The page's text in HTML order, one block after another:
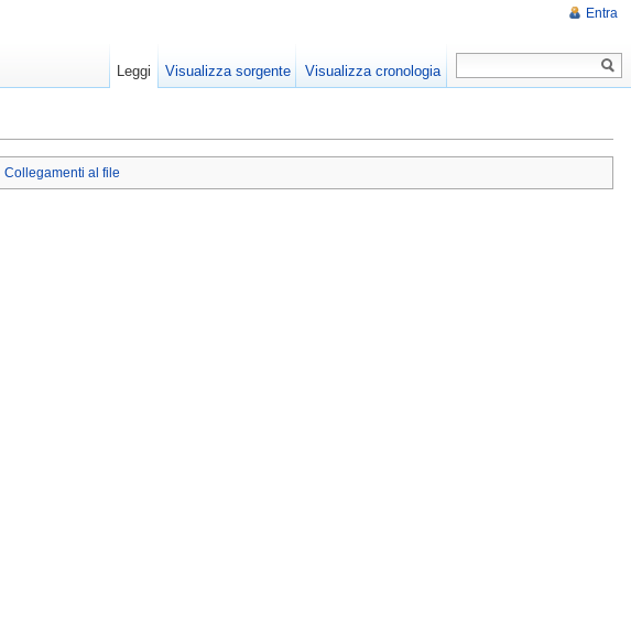
Collegamenti al file
Entra
Leggi Visualizza sorgente Visualizza cronologia